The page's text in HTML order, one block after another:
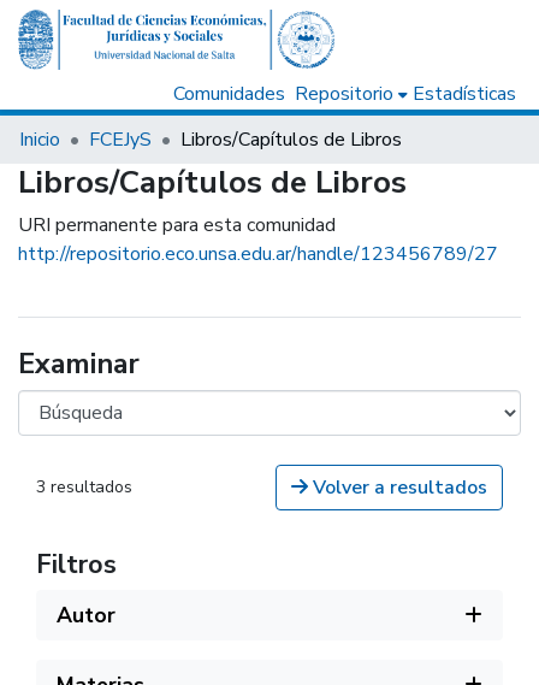
Comunidades Repositorio
Estadísticas
Inicio
FCEJyS Libros/Capítulos de Libros
Libros/Capítulos de Libros
URI permanente para esta comunidad
http://repositorio.eco.unsa.edu.ar/handle/123456789/27
Examinar
3 resultados Volver a resultados
Filtros
Autor